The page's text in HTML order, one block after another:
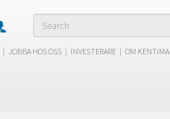
| JOBBA HOS OSS | INVESTERARE | OM KENTIMA